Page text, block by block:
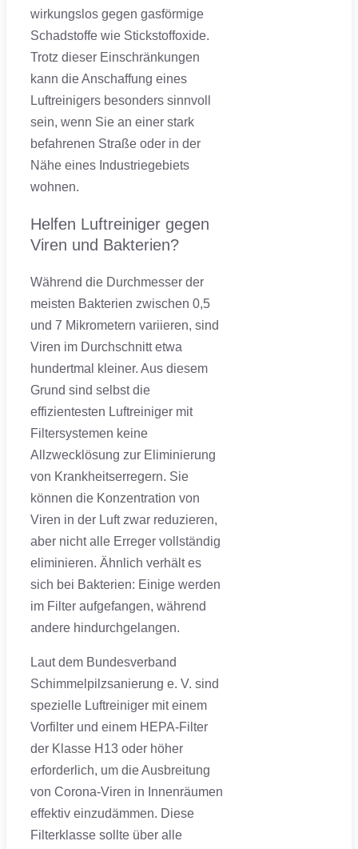
wirkungslos gegen gasförmige
Schadstoffe wie Stickstoffoxide.
Trotz dieser Einschränkungen
kann die Anschaffung eines
Luftreinigers besonders sinnvoll
sein, wenn Sie an einer stark
befahrenen Straße oder in der
Nähe eines Industriegebiets
wohnen.
Helfen Luftreiniger gegen
Viren und Bakterien?
Während die Durchmesser der
meisten Bakterien zwischen 0,5
und 7 Mikrometern variieren, sind
Viren im Durchschnitt etwa
hundertmal kleiner. Aus diesem
Grund sind selbst die
effizientesten Luftreiniger mit
Filtersystemen keine
Allzwecklösung zur Eliminierung
von Krankheitserregern. Sie
können die Konzentration von
Viren in der Luft zwar reduzieren,
aber nicht alle Erreger vollständig
eliminieren. Ähnlich verhält es
sich bei Bakterien: Einige werden
im Filter aufgefangen, während
andere hindurchgelangen.
Laut dem Bundesverband
Schimmelpilzsanierung e. V. sind
spezielle Luftreiniger mit einem
Vorfilter und einem HEPA-Filter
der Klasse H13 oder höher
erforderlich, um die Ausbreitung
von Corona-Viren in Innenräumen
effektiv einzudämmen. Diese
Filterklasse sollte über alle